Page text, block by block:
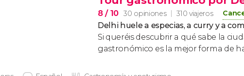
8/ 10 30 opiniones 310 viajeros
Delhi huele a especias, a curry y a
Si queréis descubrir a qué sabe la
gastronómico es la mejor forma de